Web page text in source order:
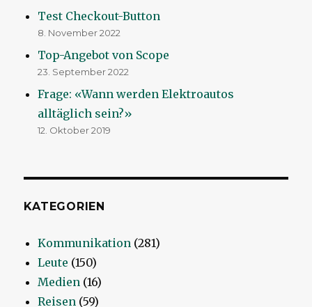
Test Checkout-Button
8. November 2022
Top-Angebot von Scope
23. September 2022
Frage: «Wann werden Elektroautos
alltäglich sein?»
12. Oktober 2019
KATEGORIEN
Kommunikation (281)
Leute (150)
Medien (16)
Reisen (59)